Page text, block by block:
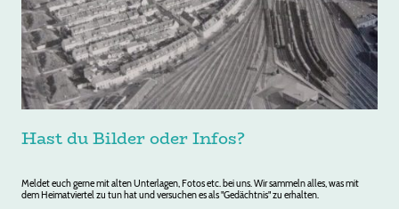
Hast du Bilder oder Infos?
Meldet euch gerne mit alten Unterlagen, Fotos etc. bei uns. Wir sammeln alles, was mit
dem Heimatviertel zu tun hat und versuchen es als "Gedächtnis" zu erhalten.